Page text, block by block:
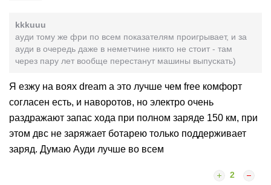
kkkuuu
ауди тому же фри по всем показателям проигрывает, и за
ауди в очередь даже в неметчине никто не стоит - там
через пару лет вообще перестанут машины выпускать)
Я езжу на воях dream а это лучше чем free комфорт
согласен есть, и наворотов, но электро очень
раздражают запас хода при полном заряде 150 км, при
этом двс не заряжает ботарею только поддерживает
заряд. Думаю Ауди лучше во всем
2